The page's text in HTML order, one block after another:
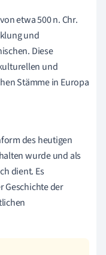
etwa 500 n. Chr.
und
Diese
und
Stämme in Europa
des heutigen
wurde und als
dient. Es
Geschichte der